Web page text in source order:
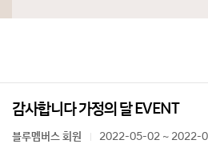
감사합니다 가정의 달 EVENT
블루멤버스 회원 2022-05-02 ~ 2022-